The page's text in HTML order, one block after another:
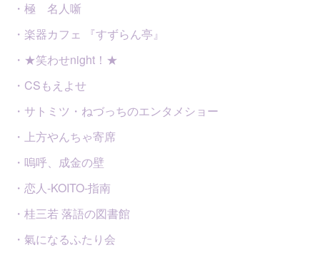
・極 名人噺
・楽器カフェ 『すずらん亭』
・★笑わせnight！★
・CSもえよせ
・サトミツ・ねづっちのエンタメショー
・上方やんちゃ寄席
・嗚呼、成金の壁
・恋人-KOITO-指南
・桂三若 落語の図書館
・氣になるふたり会